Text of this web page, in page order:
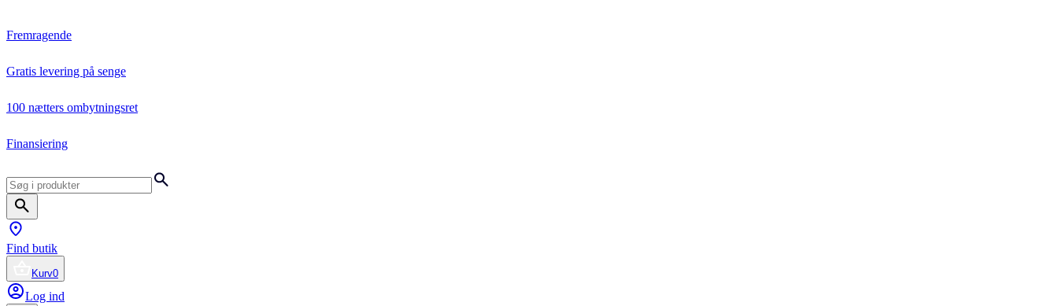
Fremragende
Gratis levering på senge
100 nætters ombytningsret
Finansiering
Find butik
Kurv0
Log ind